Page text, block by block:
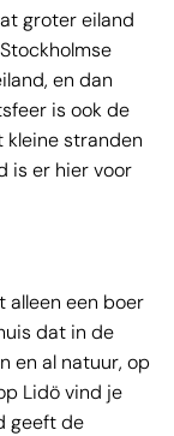
groter eiland
en dan
is ook de
stranden
is er hier voor
alleen een boer
dat in de
en al natuur, op
Lidö vind je
geeft de